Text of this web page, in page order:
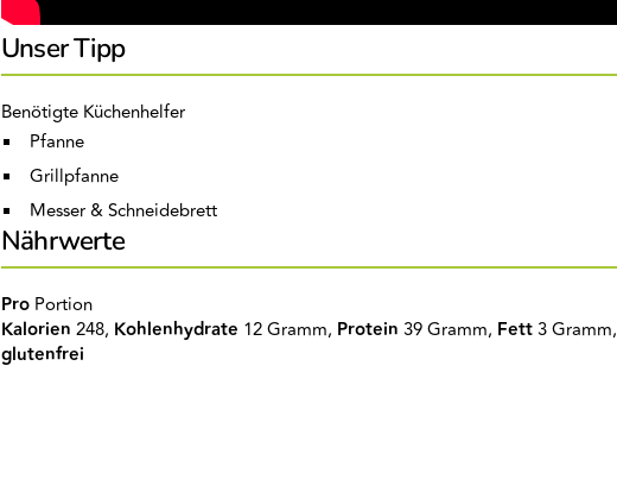
Unser Tipp
Benötigte Küchenhelfer
Pfanne
Grillpfanne
Messer & Schneidebrett
Nährwerte
Pro Portion
Kalorien 248, Kohlenhydrate 12 Gramm, Protein 39 Gramm, Fett3 Gramm,
glutenfrei